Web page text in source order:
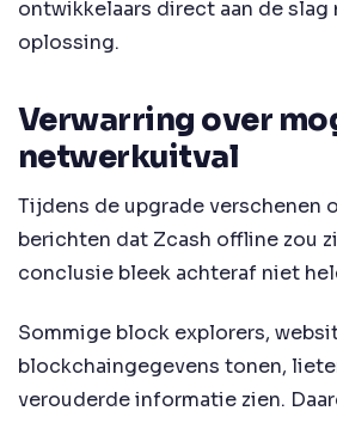
ontwikkelaars direct aan de slag
oplossing.
Verwarring over
netwerkuitval
Tijdens de upgrade verschenen
berichten dat Zcash offline zou
conclusie bleek achteraf niet
Sommige block explorers,
blockchaingegevens tonen,
verouderde informatie zien.